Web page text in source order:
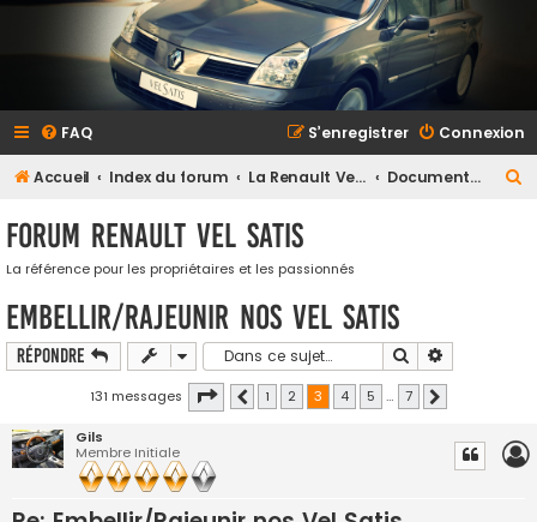
FAQ Connexion
S’enregistrer
Accueil Index du forum La Renault Vel Satis Documents, Reportages et tutoriaux
r
Forum Renault VEL SATIS
La référence pour les propriétaires et les passionnés
Embellir/Rajeunir nos Vel Satis
Répondre Rechercher
131 messages Page sur7
Précédente
1 2 3 4 5 … 7
Gils
Membre Initiale